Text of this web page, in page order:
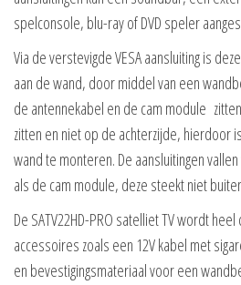
spelconsole, blu-ray of DVD speler
Via de verstevigde VESA aansluiting is
aan de wand, door middel van een
de antennekabel en de cam module
zitten en niet op de achterzijde, hierdoor
wand te monteren. De aansluitingen
als de cam module, deze steekt niet
De SATV22HD-PRO satelliet TV wordt
accessoires zoals een 12V kabel met
en bevestigingsmateriaal voor een